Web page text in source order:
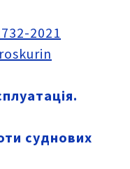
2021
суднових